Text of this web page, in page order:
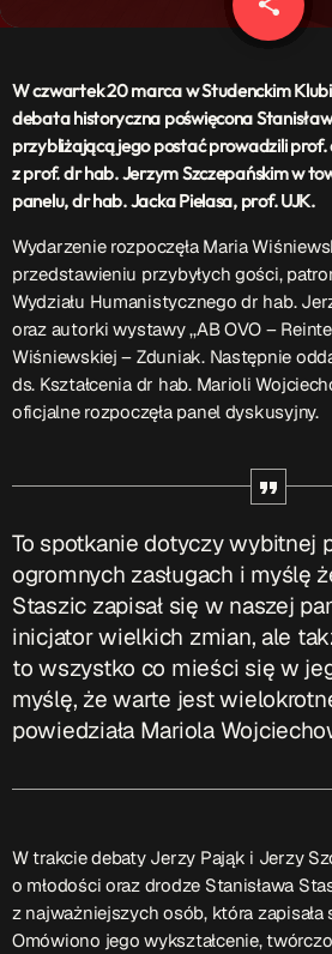
EKIPA
Rekrutacja Fraszka
Podcasty
Przydatne linki
Strona UJK
Klub WSPAK
Wirtualna Uczelnia
Punkt Interwencji Kryzysowej
Przydatne informacje
O nas– jedyna w Kielcach
Projekt ruszył w październiku 2015
kieleckich studentówCzytaj.wiecej…
Patronat medialny Radia Fraszka–
Wyszukaj
W czwartek 20 marca w Studenckim
debata historyczna poświęcona
przybliżającą jego postać prowadzili
z prof. dr hab. Jerzym Szczepańskim w
panelu, dr hab. Jacka Pielasa, prof. UJK.
Wydarzenie rozpoczęła Maria
przedstawieniu przybyłych gości,
Wydziału Humanistycznego dr hab.
oraz autorki wystawy ,,AB OVO –
Wiśniewskiej – Zduniak. Następnie
ds. Kształcenia dr hab. Marioli
oficjalne rozpoczęła panel dyskusyjny.
To spotkanie dotyczy wybitnej
ogromnych zasługach i myślę
Staszic zapisał się w naszej
inicjator wielkich zmian, ale
to wszystko co mieści się w
myślę, że warte jest
powiedziała Mariola
W trakcie debaty Jerzy Pająk i Jerzy
o młodości oraz drodze Stanisława
z najważniejszych osób, która
Omówiono jego wykształcenie,